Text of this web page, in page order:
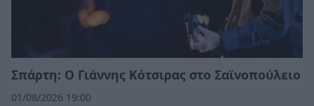
Σπάρτη: Ο Γιάννης Κότσιρας στο Σαϊνοπούλειο
01/08/2026 19:00